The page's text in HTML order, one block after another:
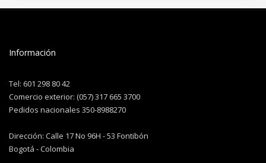
Información
Tel: 601 298 80 42
Comercio exterior: (057) 317 665 3700
Pedidos nacionales 350-8988270
Dirección: Calle 17 No 96H - 53 Fontibón
Bogotá - Colombia